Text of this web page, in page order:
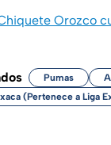
Orozco
Pumas
(Pertenece a Liga